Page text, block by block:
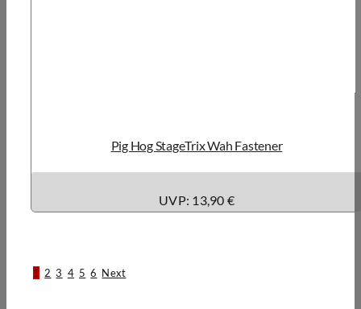
Pig Hog StageTrix Wah Fastener
UVP: 13,90 €
1 2 3 4 5 6 Next